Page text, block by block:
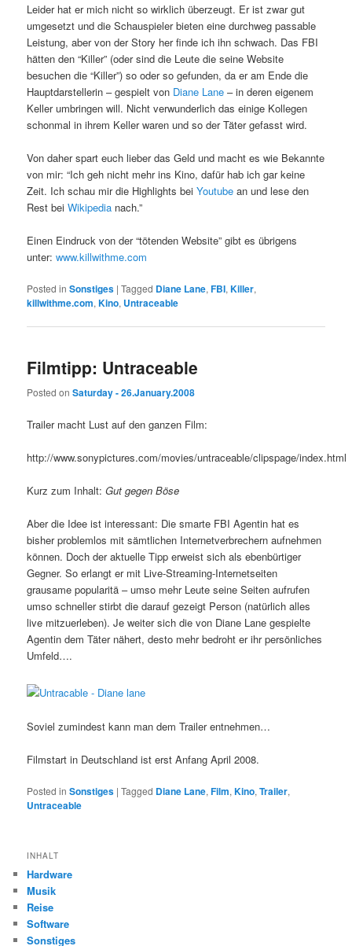
Leider hat er mich nicht so wirklich überzeugt. Er ist zwar gut
umgesetzt und die Schauspieler bieten eine durchweg passable
Leistung, aber von der Story her finde ich ihn schwach. Das FBI
hätten den “Killer” (oder sind die Leute die seine Website
besuchen die “Killer”) so oder so gefunden, da er am Ende die
Hauptdarstellerin – gespielt von Diane Lane – in deren eigenem
Keller umbringen will. Nicht verwunderlich das einige Kollegen
schonmal in ihrem Keller waren und so der Täter gefasst wird.
Von daher spart euch lieber das Geld und macht es wie Bekannte
von mir: “Ich geh nicht mehr ins Kino, dafür hab ich gar keine
Zeit. Ich schau mir die Highlights beiYoutubean und lese den
Rest beiWikipedia nach.”
Einen Eindruck von der “tötenden Website” gibt es übrigens
unter:www.killwithme.com
Posted in Sonstiges |Tagged Diane Lane,FBI,Killer,
killwithme.com,Kino, Untraceable
Filmtipp: Untraceable
Posted onSaturday - 26.January.2008
Trailer macht Lust auf den ganzen Film:
http://www.sonypictures.com/movies/untraceable/clipspage/index.html
Kurz zum Inhalt:Gut gegen Böse
Aber die Idee ist interessant: Die smarte FBI Agentin hat es
bisher problemlos mit sämtlichen Internetverbrechern aufnehmen
können. Doch der aktuelle Tipp erweist sich als ebenbürtiger
Gegner. So erlangt er mit Live-Streaming-Internetseiten
grausame popularitä – umso mehr Leute seine Seiten aufrufen
umso schneller stirbt die darauf gezeigt Person (natürlich alles
live mitzuerleben). Je weiter sich die von Diane Lane gespielte
Agentin dem Täter nähert, desto mehr bedroht er ihr persönliches
Umfeld….
Soviel zumindest kann man dem Trailer entnehmen…
Filmstart in Deutschland ist erst Anfang April 2008.
Posted in Sonstiges |Tagged Diane Lane,Film,Kino,Trailer,
Untraceable
INHALT
Hardware
Musik
Reise
Software
Sonstiges